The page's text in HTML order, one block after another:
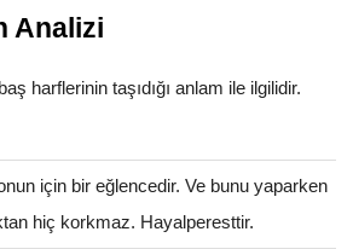
Analizi
baş harflerinin taşıdığı anlam ile ilgilidir.
için bir eğlencedir. Ve bunu yaparken
hiç korkmaz. Hayalperesttir.